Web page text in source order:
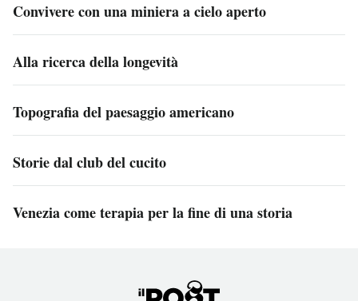
Convivere con una miniera a cielo aperto
Alla ricerca della longevità
Topografia del paesaggio americano
Storie dal club del cucito
Venezia come terapia per la fine di una storia